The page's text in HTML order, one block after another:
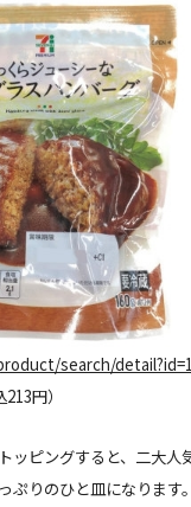
search/
円）
ッピングすると、二大人
ぷりのひと皿になります